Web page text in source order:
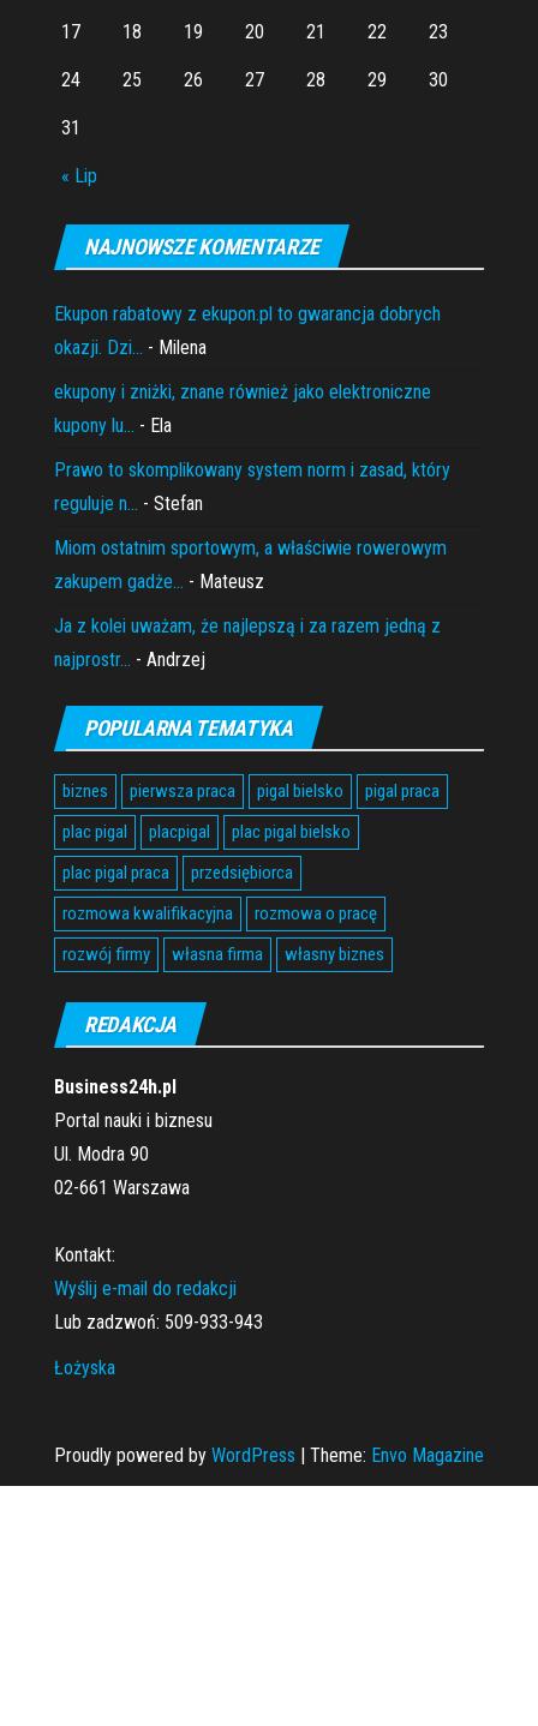
« Lip
17 18 19 20 21 22 23
24 25 26 27 28 29 30
31
NAJNOWSZE KOMENTARZE
Ekupon rabatowy z ekupon.pl to gwarancja dobrych
okazji. Dzi... - Milena
ekupony i zniżki, znane również jako elektroniczne
kupony lu... - Ela
Prawo to skomplikowany system norm i zasad, który
reguluje n... - Stefan
Miom ostatnim sportowym, a właściwie rowerowym
zakupem gadże... - Mateusz
Ja z kolei uważam, że najlepszą i za razem jedną z
najprostr... - Andrzej
POPULARNA TEMATYKA
biznes pierwsza praca pigal bielsko
pigal praca
plac pigal
placpigal
plac pigal bielsko
plac pigal praca
przedsiębiorca
rozmowa kwalifikacyjna
rozmowa o pracę
rozwój firmy
własna firma własny biznes
REDAKCJA
Business24h.pl
Portal nauki i biznesu
Ul. Modra 90
02-661 Warszawa
Kontakt:
Wyślij e-mail do redakcji
Lub zadzwoń: 509-933-943
Łożyska
Proudly powered by WordPress | Theme: Envo Magazine